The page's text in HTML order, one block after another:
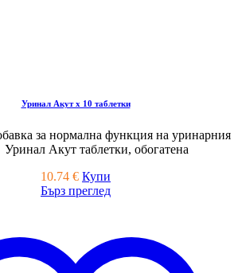
Уринал Акут x 10 таблетки
за нормална функция на уринарния
Акут таблетки, обогатена
10.74 € Купи
Бърз преглед